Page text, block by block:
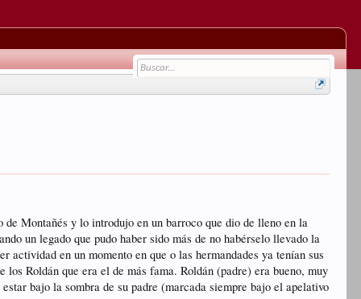
Montañés y lo introdujo en un barroco que dio de lleno en la
un legado que pudo haber sido más de no habérselo llevado la
en un momento en que o las hermandades ya tenían sus
Roldán que era el de más fama. Roldán (padre) era bueno, muy
bajo la sombra de su padre (marcada siempre bajo el apelativo